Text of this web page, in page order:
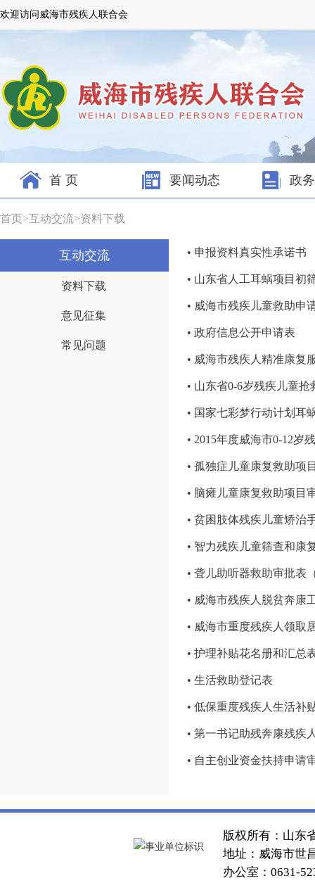
欢迎访问威海市残疾人联合会
首 页 要闻动态 政
首页>互动交流>资料下载
互动交流
资料下载
意见征集
常见问题
• 申报资料真实性承诺书
• 山东省人工耳蜗项目初
• 威海市残疾儿童救助申
• 政府信息公开申请表
• 威海市残疾人精准康复
• 山东省0-6岁残疾儿童
• 国家七彩梦行动计划耳
• 2015年度威海市0-12岁
• 孤独症儿童康复救助项
• 脑瘫儿童康复救助项目
• 贫困肢体残疾儿童矫治
• 智力残疾儿童筛查和康
• 聋儿助听器救助审批表
• 威海市残疾人脱贫奔康
• 威海市重度残疾人领取
• 护理补贴花名册和汇总
• 生活救助登记表
• 低保重度残疾人生活补
• 第一书记助残奔康残疾
• 自主创业资金扶持申请
版权所有：山东
地址：威海市世
办公室：0631-